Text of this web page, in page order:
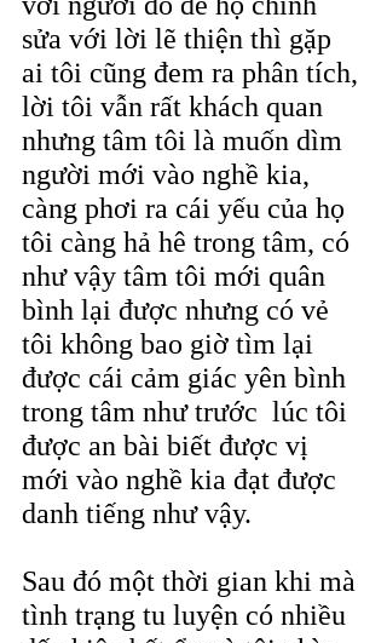
sửa với lời lẽ thiện thì gặp
ai tôi cũng đem ra phân tích,
lời tôi vẫn rất khách quan
nhưng tâm tôi là muốn dìm
người mới vào nghề kia,
càng phơi ra cái yếu của họ
tôi càng hả hê trong tâm, có
như vậy tâm tôi mới quân
bình lại được nhưng có vẻ
tôi không bao giờ tìm lại
được cái cảm giác yên bình
trong tâm như trước  lúc tôi
được an bài biết được vị
mới vào nghề kia đạt được
danh tiếng như vậy.
Sau đó một thời gian khi mà
tình trạng tu luyện có nhiều